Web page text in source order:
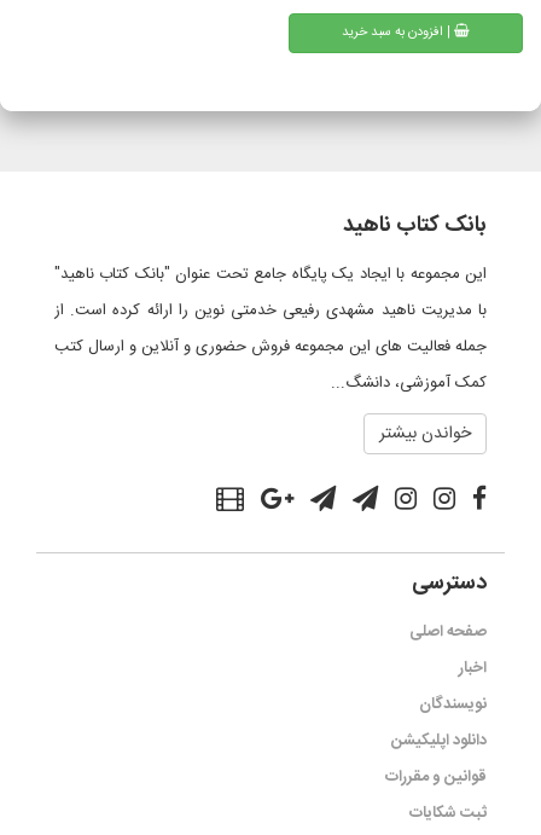
| افزودن به سبد خرید
بانک کتاب ناهید
این مجموعه با ایجاد یک پایگاه جامع تحت عنوان "بانک کتاب ناهید"
با مدیریت ناهید مشهدی رفیعی خدمتی نوین را ارائه کرده است. از
جمله فعالیت های این مجموعه فروش حضوری و آنلاین و ارسال کتب
کمک آموزشی، دانشگ...
خواندن بیشتر
دسترسی
صفحه اصلی
اخبار
نویسندگان
دانلود اپلیکیشن
قوانین و مقررات
ثبت شکایات